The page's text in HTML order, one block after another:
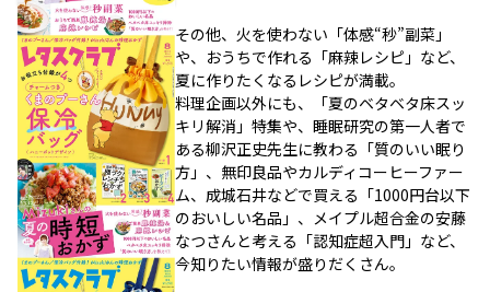
その他、火を使わない「体感“秒”副菜」
や、おうちで作れる「麻辣レシピ」など、
夏に作りたくなるレシピが満載。
料理企画以外にも、「夏のベタベタ床スッ
キリ解消」特集や、睡眠研究の第一人者で
ある柳沢正史先生に教わる「質のいい眠り
方」、無印良品やカルディコーヒーファー
ム、成城石井などで買える「1000円台以下
のおいしい名品」、メイプル超合金の安藤
なつさんと考える「認知症超入門」など、
今知りたい情報が盛りだくさん。